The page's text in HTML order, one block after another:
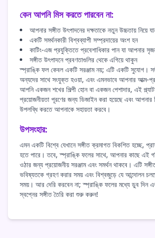
কেন আপনি মিস করতে পারবেন না:
আপনার সঙ্গীত উৎপাদনের দক্ষতাকে নতুন উচ্চতায় নিয়ে
একটি সমর্থনকারী বিশ্বব্যাপী সম্প্রদায়ের অংশ হন
কাটিং-এজ প্রযুক্তিতে প্রবেশাধিকার পান যা আপনার
সঙ্গীত উৎপাদনে প্রবণতাগুলির থেকে এগিয়ে থাকুন
স্প্রাঙ্কি ফল কেবল একটি সরঞ্জাম নয়; এটি একটি সুযোগ।
অন্যদের সাথে সংযুক্ত হওয়া, এবং এমনভাবে আপনার আত্ম-
আপনি একজন শখের শিল্পী হোন বা একজন পেশাদার, এই
প্রয়োজনীয়তা পূরণের জন্য ডিজাইন করা হয়েছে এবং আপনার
উপলব্ধি করতে আপনাকে সহায়তা করবে।
উপসংহার:
এমন একটি বিশ্বে যেখানে সঙ্গীত ক্রমাগত বিকশিত হচ্ছে,
হতে পারে। তবে, স্প্রাঙ্কি ফলের সাথে, আপনার কাছে এই
ওঠার জন্য প্রয়োজনীয় সরঞ্জাম এবং সমর্থন থাকবে। এটি
ভবিষ্যতকে গ্রহণ করার সময় এবং বিশ্বজুড়ে যে আন্দোলন
সময়। আর দেরি করবেন না; স্প্রাঙ্কি ফলের মধ্যে ডুব
স্বপ্নের সঙ্গীত তৈরি করা শুরু করুন!